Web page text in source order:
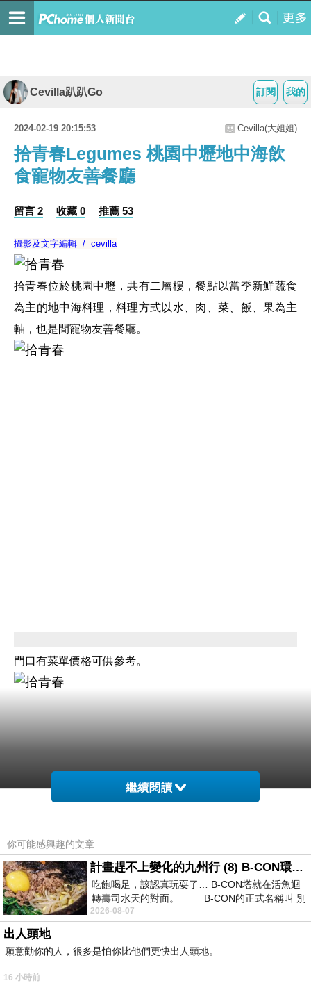
我的
訂閱
Cevilla趴趴Go
2024-02-19 20:15:53 Cevilla(大姐姐)
拾青春Legumes 桃園中壢地中海飲
食寵物友善餐廳
留言 2 收藏 0 推薦 53
攝影及文字編輯 / cevilla
拾青春位於桃園中壢，共有二層樓，餐點以當季新鮮蔬食
為主的地中海料理，料理方式以水、肉、菜、飯、果為主
軸，也是間寵物友善餐廳。
門口有菜單價格可供參考。
繼續閱讀
你可能感興趣的文章
計畫趕不上變化的九州行 (8) B-CON環球塔
吃飽喝足，該認真玩耍了… B-CON塔就在活魚迴
轉壽司水天的對面。 B-CON的正式名稱叫 別
2026-08-07
出人頭地
願意勸你的人，很多是怕你比他們更快出人頭地。
16 小時前